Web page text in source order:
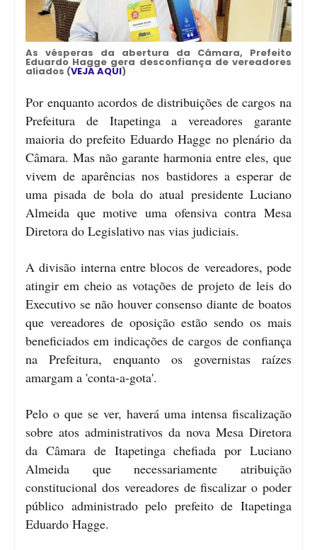
As vésperas da abertura da Câmara, Prefeito
Eduardo Hagge gera desconfiança de vereadores
aliados (VEJA AQUI)
Por enquanto acordos de distribuições de cargos na
Prefeitura de Itapetinga a vereadores garante
maioria do prefeito Eduardo Hagge no plenário da
Câmara. Mas não garante harmonia entre eles, que
vivem de aparências nos bastidores a esperar de
uma pisada de bola do atual presidente Luciano
Almeida que motive uma ofensiva contra Mesa
Diretora do Legislativo nas vias judiciais.
A divisão interna entre blocos de vereadores, pode
atingir em cheio as votações de projeto de leis do
Executivo se não houver consenso diante de boatos
que vereadores de oposição estão sendo os mais
beneficiados em indicações de cargos de confiança
na Prefeitura, enquanto os governistas raízes
amargam a 'conta-a-gota'.
Pelo o que se ver, haverá uma intensa fiscalização
sobre atos administrativos da nova Mesa Diretora
da Câmara de Itapetinga chefiada por Luciano
Almeida que necessariamente atribuição
constitucional dos vereadores de fiscalizar o poder
público administrado pelo prefeito de Itapetinga
Eduardo Hagge.